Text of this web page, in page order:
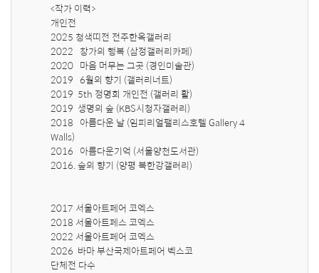
<작가 이력>
개인전
2025 청색띠전 전주한옥갤러리
2022   창가의 행복 (삼정갤러리카페)
2020   마음 머무는 그곳 (경인미술관)
2019   6월의 향기 (갤러리너트)
2019  5th 정명희 개인전 (갤러리 활)
2019  생명의 숲 (KBS시청자갤러리)
2018   아름다운 날 (임피리얼팰리스호텔 Gallery 4
Walls)
2016   아름다운기억 (서울양천도서관)
2016. 숲의 향기 (양평 북한강갤러리)
2017 서울아트페어 코엑스
2018 서울아트페스 코엑스
2022 서울아트페어 코엑스
2026  바마 부산국제아트페어 벡스코
단체전 다수